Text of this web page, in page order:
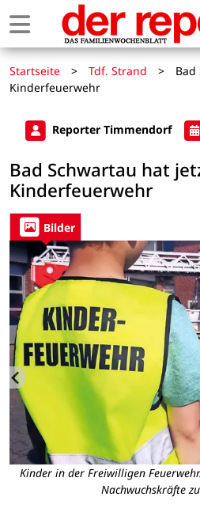
Startseite > Tdf. Strand >
Kinderfeuerwehr
Reporter Timmendorf
Bad Schwartau hat
Kinderfeuerwehr
Bilder
Kinder in der Freiwilligen
Nachwuchskräfte